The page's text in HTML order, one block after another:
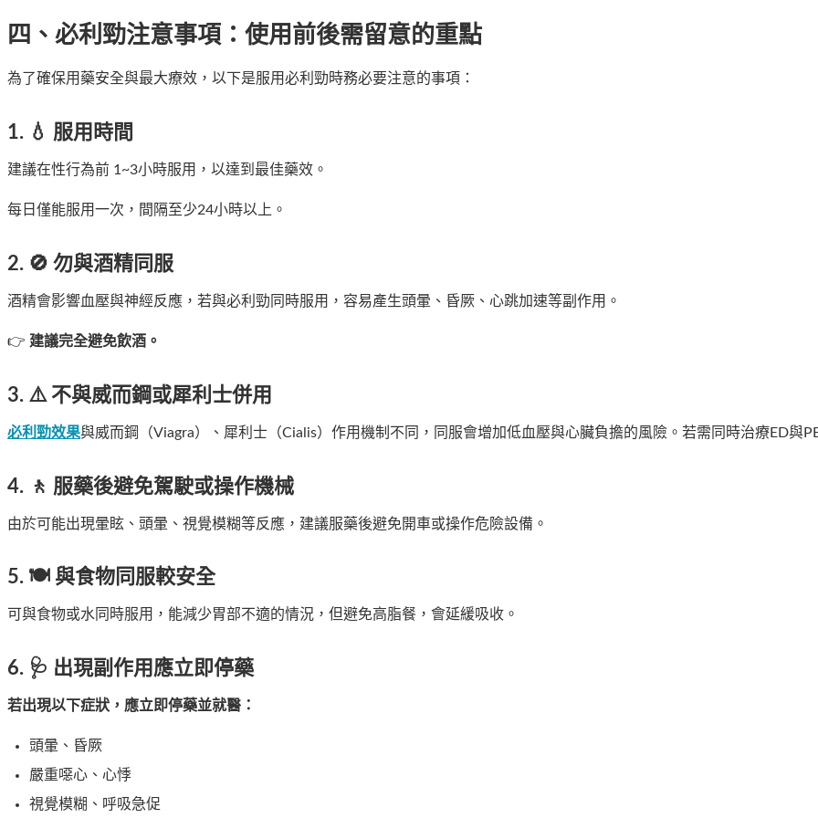
四、 必利勁注意事項 ：使用前後需留意的重點
為了確保用藥安全與最大療效，以下是服用必利勁時務必要注意的事項：
1. 💧 服用時間
建議在性行為前 1~3小時服用，以達到最佳藥效。
每日僅能服用一次，間隔至少24小時以上。
2. 🚫 勿與酒精同服
酒精會影響血壓與神經反應，若與必利勁同時服用，容易產生頭暈、昏厥、心跳加速等副作用。
👉 建議完全避免飲酒。
3. ⚠️ 不與威而鋼或犀利士併用
必利勁效果與威而鋼（Viagra）、犀利士（Cialis）作用機制不同，同服會增加低血壓與心臟負擔的風險。若需同時治療ED與
4. 🚶 服藥後避免駕駛或操作機械
由於可能出現暈眩、頭暈、視覺模糊等反應，建議服藥後避免開車或操作危險設備。
5. 🍽️ 與食物同服較安全
可與食物或水同時服用，能減少胃部不適的情況，但避免高脂餐，會延緩吸收。
6. 🩺 出現副作用應立即停藥
若出現以下症狀，應立即停藥並就醫：
頭暈、昏厥
嚴重噁心、心悸
視覺模糊、呼吸急促